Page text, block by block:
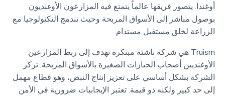
أوغندا. يتصور فريقها عالماً يتمتع فيه المزارعون الأوغنديون
بوصول مباشر إلى الأسواق المربحة وحيث تندمج التكنولوجيا مع
الزراعة لخلق مستقبل مستدام.
Truism هي شركة ناشئة مبتكرة تهدف إلى ربط المزارعين
الأوغنديين أصحاب الحيازات الصغيرة بالأسواق المربحة. تركز
الشركة بشكل أساسي على تعزيز إنتاج النبض، وهو قطاع مهمل
إلى حد كبير ولكنه ذو قيمة. تعتبر الإيجابيات ضرورية في الأمن